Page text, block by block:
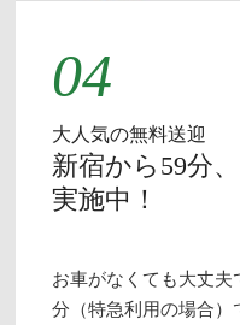
04
大人気の無料送迎
新宿から59分
実施中！
お車がなくても大丈夫
分（特急利用の場合）